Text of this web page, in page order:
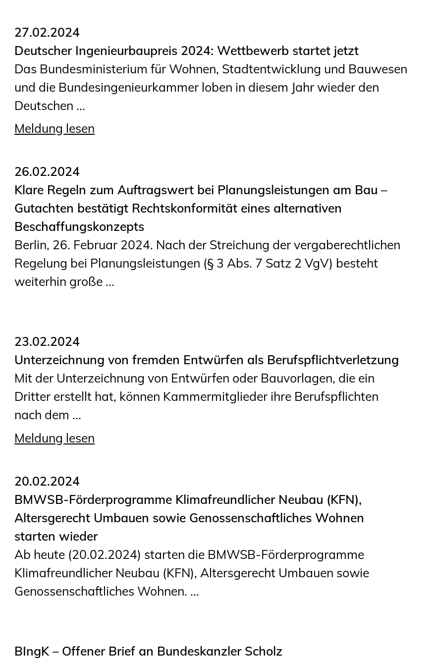
Bauvorlageberechtigte
Sachkundige für Zustands- und
Funktionsprüfung privater
Abwasserleitungen
Vereinbarungen mit
Ingenieurkammern
Büronachfolge
27.02.2024
Deutscher Ingenieurbaupreis 2024: Wettbewerb startet jetzt
Das Bundesministerium für Wohnen, Stadtentwicklung und Bauwesen
und die Bundesingenieurkammer loben in diesem Jahr wieder den
Deutschen ...
Meldung lesen
26.02.2024
Klare Regeln zum Auftragswert bei Planungsleistungen am Bau –
Gutachten bestätigt Rechtskonformität eines alternativen
Beschaffungskonzepts
Berlin, 26. Februar 2024. Nach der Streichung der vergaberechtlichen
Regelung bei Planungsleistungen (§ 3 Abs. 7 Satz 2 VgV) besteht
weiterhin große ...
23.02.2024
Unterzeichnung von fremden Entwürfen als Berufspflichtverletzung
Mit der Unterzeichnung von Entwürfen oder Bauvorlagen, die ein
Dritter erstellt hat, können Kammermitglieder ihre Berufspflichten
nach dem ...
Meldung lesen
20.02.2024
BMWSB-Förderprogramme Klimafreundlicher Neubau (KFN),
Altersgerecht Umbauen sowie Genossenschaftliches Wohnen
starten wieder
Ab heute (20.02.2024) starten die BMWSB-Förderprogramme
Klimafreundlicher Neubau (KFN), Altersgerecht Umbauen sowie
Genossenschaftliches Wohnen. ...
BIngK – Offener Brief an Bundeskanzler Scholz